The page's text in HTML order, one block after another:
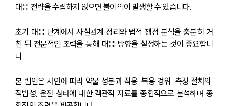
대응 전략을 수립하지 않으면 불이익이 발생할 수 있습니다.
초기 대응 단계에서 사실관계 정리와 법적 쟁점 분석을 충분히 거
친 뒤 전문적인 조력을 통해 대응 방향을 설정하는 것이 중요합니
다.
본 법인은 사안에 따라 약물 성분과 작용, 복용 경위, 측정 절차의
적법성, 운전 상태에 대한 객관적 자료를 종합적으로 분석하며 종